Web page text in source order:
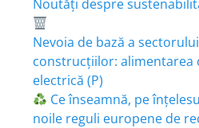
Noutăți despre
Nevoia de bază a sectorului
construcțiilor: alimentarea
electrică (P)
Ce înseamnă, pe
noile reguli europene de